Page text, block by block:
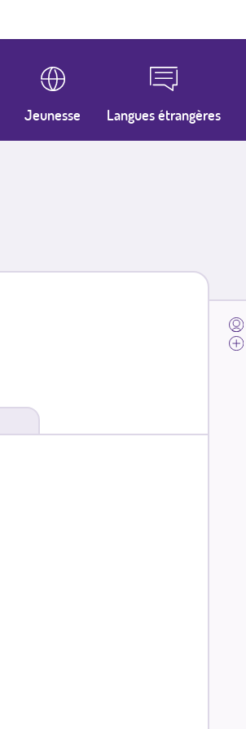
Jeunesse Langues étrangères